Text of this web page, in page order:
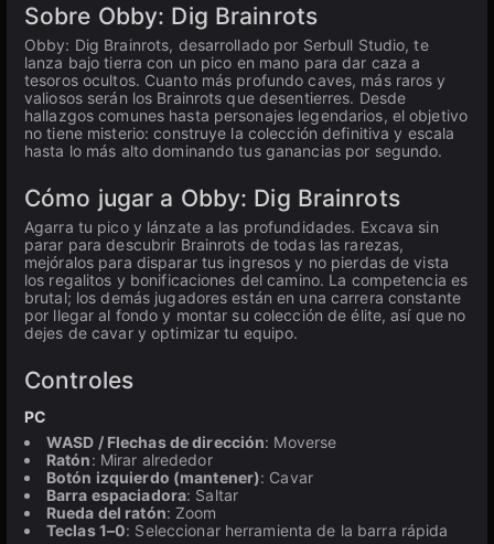
Sobre Obby: Dig Brainrots
Obby: Dig Brainrots, desarrollado por Serbull Studio, te
lanza bajo tierra con un pico en mano para dar caza a
tesoros ocultos. Cuanto más profundo caves, más raros y
valiosos serán los Brainrots que desentierres. Desde
hallazgos comunes hasta personajes legendarios, el objetivo
no tiene misterio: construye la colección definitiva y escala
hasta lo más alto dominando tus ganancias por segundo.
Cómo jugar a Obby: Dig Brainrots
Agarra tu pico y lánzate a las profundidades. Excava sin
parar para descubrir Brainrots de todas las rarezas,
mejóralos para disparar tus ingresos y no pierdas de vista
los regalitos y bonificaciones del camino. La competencia es
brutal; los demás jugadores están en una carrera constante
por llegar al fondo y montar su colección de élite, así que no
dejes de cavar y optimizar tu equipo.
Controles
PC
WASD / Flechas de dirección: Moverse
Ratón: Mirar alrededor
Botón izquierdo (mantener): Cavar
Barra espaciadora: Saltar
Rueda del ratón: Zoom
Teclas 1–0: Seleccionar herramienta de la barra rápida